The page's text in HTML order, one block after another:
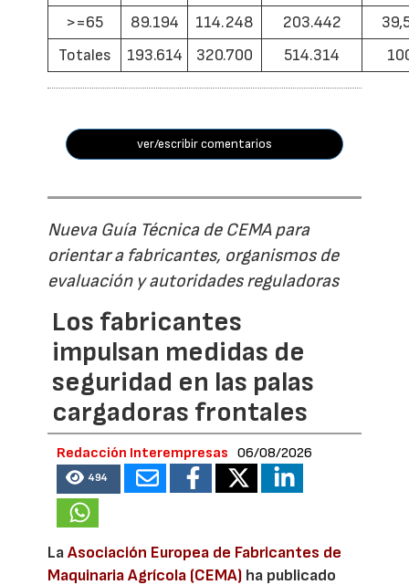
>=65 89.194 114.248 203.442
Totales
193.614 320.700 514.314
ver/escribir comentarios
Nueva Guía Técnica de CEMA para
orientar a fabricantes, organismos de
evaluación y autoridades reguladoras
Los fabricantes
impulsan medidas de
seguridad en las palas
cargadoras frontales
Redacción Interempresas 06/08/2026
494
LaAsociación Europea de Fabricantes de
Maquinaria Agrícola (CEMA) ha publicado